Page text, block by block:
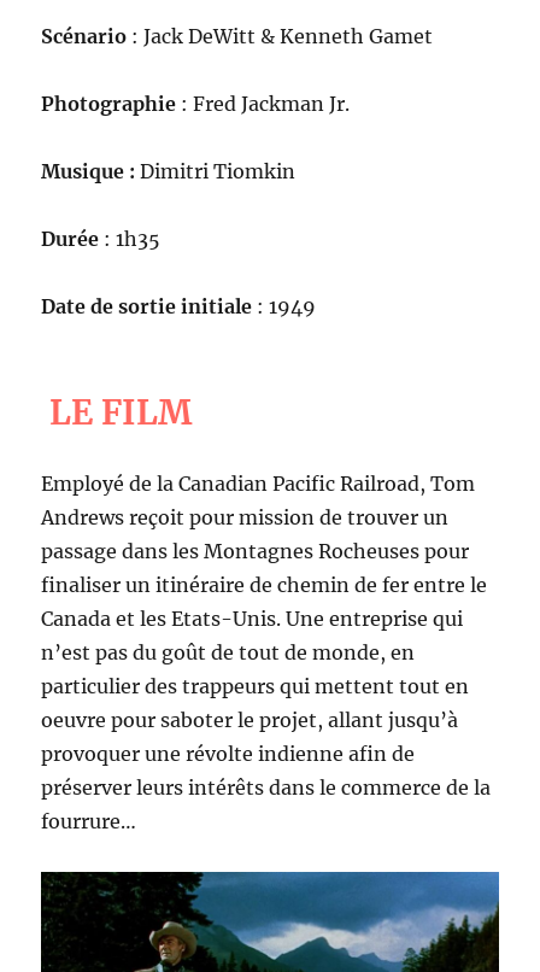
Scénario : Jack DeWitt & Kenneth Gamet
Photographie : Fred Jackman Jr.
Musique : Dimitri Tiomkin
Durée : 1h35
Date de sortie initiale : 1949
LE FILM
Employé de la Canadian Pacific Railroad, Tom
Andrews reçoit pour mission de trouver un
passage dans les Montagnes Rocheuses pour
finaliser un itinéraire de chemin de fer entre le
Canada et les Etats-Unis. Une entreprise qui
n’est pas du goût de tout de monde, en
particulier des trappeurs qui mettent tout en
oeuvre pour saboter le projet, allant jusqu’à
provoquer une révolte indienne afin de
préserver leurs intérêts dans le commerce de la
fourrure…